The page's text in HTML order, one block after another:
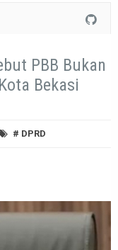
PBB Bukan
Bekasi
# DPRD